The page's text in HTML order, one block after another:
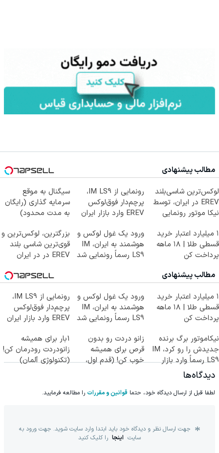
مطالب پیشنهادی
لوکس‌ترین شاسی‌بلند
EREV در ایران، توسط
نیکا موتور رونمایی
رونمایی از IM LS9،
پرچم‌دار فوق‌لوکس
EREV وارد بازار ایران
سیگنال به موقع
سرمایه گذاری (رایگان
به مدت محدود)
۱ میلیارد اعتبار خرید
قسطی طلا | ۱۸ ماهه
پرداخت کن
ورود یک غول لوکس و
هوشمند به ایران، IM
LS9 رسماً رونمایی شد
بزرگترین، لوکس‌ترین و
قوی‌ترین شاسی بلند
EREV در در ایران
مطالب پیشنهادی
۱ میلیارد اعتبار خرید
قسطی طلا | ۱۸ ماهه
پرداخت کن
ورود یک غول لوکس و
هوشمند به ایران، IM
LS9 رسماً رونمایی شد
رونمایی از IM LS9،
پرچم‌دار فوق‌لوکس
EREV وارد بازار ایران
نیکاموتور برگ برنده
جدیدش را رو کرد، IM
LS9 رسماً وارد بازار
ایران شد
زانو دردت رو بدون
قرص برای همیشه
خوب کن! (قدم اول،
1بار برای همیشه
زانودردت رودرمان کن!
(تکنولوژی آلمان)
دیدگاه‌ها
لطفا قبل از ارسال دیدگاه خود، حتما قوانین و مقررات را مطالعه فرمایید.
جهت ارسال نظر و دیدگاه خود باید ابتدا وارد سایت شوید. جهت ورود به
سایت اینجا را کلیک کنید